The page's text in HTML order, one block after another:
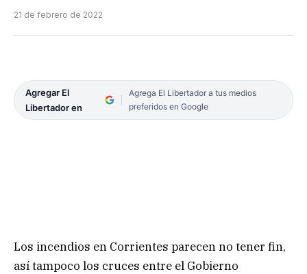
21 de febrero de 2022
Agregar El
Libertador en
Agrega El Libertador a tus medios
preferidos en Google
Los incendios en Corrientes parecen no tener fin,
así tampoco los cruces entre el Gobierno